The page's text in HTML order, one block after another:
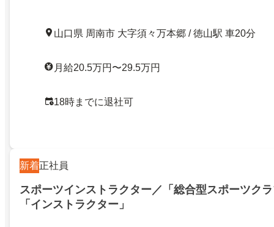
山口県 周南市 大字須々万本郷 / 徳山駅 車20分
月給20.5万円〜29.5万円
18時までに退社可
新着正社員
スポーツインストラクター／「総合型スポーツク
「インストラクター」